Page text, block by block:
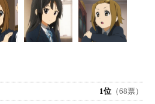
1位 （68票）